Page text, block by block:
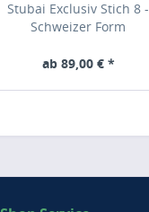
Stubai Exclusiv Stich 8 -
Schweizer Form
ab 89,00 € *